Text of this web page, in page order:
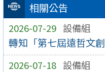
相關公告
2026-07-29 設備組
轉知「第七屆遠哲文
2026-07-18 設備組